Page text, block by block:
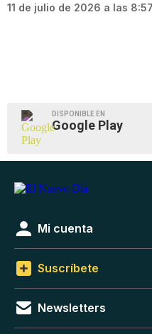
11 de julio de 2026 a las
DISPONIBLE EN
Google Play
Mi cuenta
Suscríbete
Newsletters